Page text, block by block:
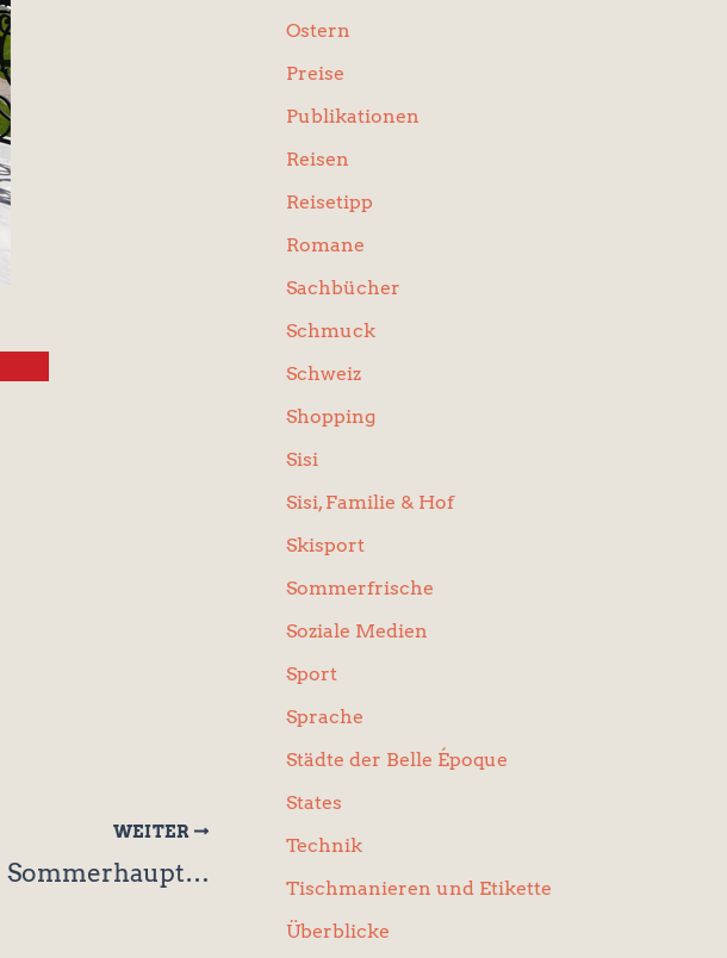
WEITER
Baden-Baden: Sommerhauptstadt der Belle Époque
Ostern
Preise
Publikationen
Reisen
Reisetipp
Romane
Sachbücher
Schmuck
Schweiz
Shopping
Sisi
Sisi, Familie & Hof
Skisport
Sommerfrische
Soziale Medien
Sport
Sprache
Städte der Belle Époque
States
Technik
Tischmanieren und Etikette
Überblicke